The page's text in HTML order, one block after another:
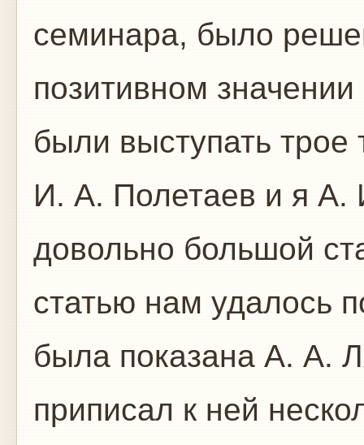
семинара, было
позитивном
были выступать
И. А. Полетаев и я А.
довольно большой
статью нам удалось
была показана А. А.
приписал к ней